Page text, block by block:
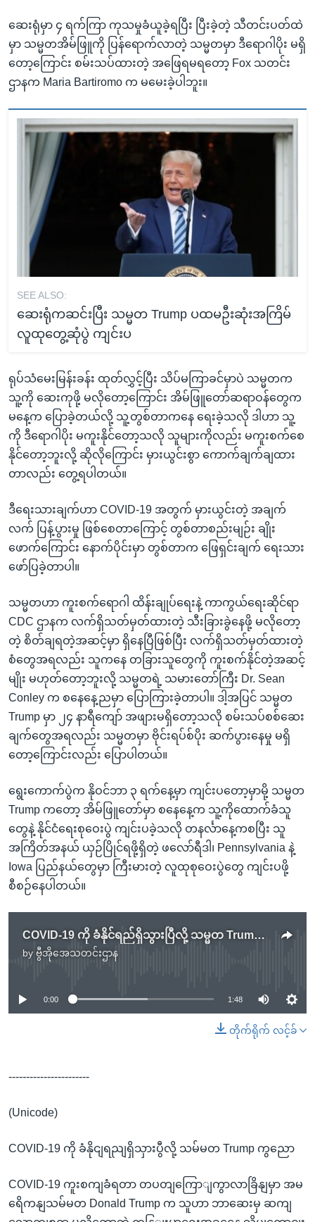
ဆေးရုံမှာ ၄ ရက်ကြာ ကုသမှုခံယူခဲ့ရပြီး ပြီးခဲ့တဲ့ သီတင်းပတ်ထဲ
မှာ သမ္မတအိမ်ဖြူကို ပြန်ရောက်လာတဲ့ သမ္မတမှာ ဒီရောဂါပိုး မရှိ
တော့ကြောင်း စမ်းသပ်ထားတဲ့ အဖြေရမရတော့ Fox သတင်း
ဌာနက Maria Bartiromo က မမေးခဲ့ပါဘူး။
SEE ALSO:
ဆေးရုံကဆင်းပြီး သမ္မတ Trump ပထမဦးဆုံးအကြိမ်
လူထုတွေ့ဆုံပွဲ ကျင်းပ
ရုပ်သံမေးမြန်းခန်း ထုတ်လွှင့်ပြီး သိပ်မကြာခင်မှာပဲ သမ္မတက
သူ့ကို ဆေးကုဖို့ မလိုတော့ကြောင်း အိမ်ဖြူတော်ဆရာဝန်တွေက
မနေ့က ပြောခဲ့တယ်လို့ သူ့တွစ်တာကနေ ရေးခဲ့သလို ဒါဟာ သူ့
ကို ဒီရောဂါပိုး မကူးနိုင်တော့သလို သူများကိုလည်း မကူးစက်စေ
နိုင်တော့ဘူးလို့ ဆိုလိုကြောင်း မှားယွင်းစွာ ကောက်ချက်ချထား
တာလည်း တွေ့ရပါတယ်။
ဒီရေးသားချက်ဟာ COVID-19 အတွက် မှားယွင်းတဲ့ အချက်
လက် ပြန့်ပွားမှု ဖြစ်စေတာကြောင့် တွစ်တာစည်းမျဉ်း ချိုး
ဖောက်ကြောင်း နောက်ပိုင်းမှာ တွစ်တာက ဖြေရှင်းချက် ရေးသား
ဖော်ပြခဲ့တာပါ။
သမ္မတဟာ ကူးစက်ရောဂါ ထိန်းချုပ်ရေးနဲ့ ကာကွယ်ရေးဆိုင်ရာ
CDC ဌာနက လက်ရှိသတ်မှတ်ထားတဲ့ သီးခြားခွဲနေဖို့ မလိုတော့
တဲ့ စိတ်ချရတဲ့အဆင့်မှာ ရှိနေပြီဖြစ်ပြီး လက်ရှိသတ်မှတ်ထားတဲ့
စံတွေအရလည်း သူကနေ တခြားသူတွေကို ကူးစက်နိုင်တဲ့အဆင့်
မျိုး မဟုတ်တော့ဘူးလို့ သမ္မတရဲ့ သမားတော်ကြီး Dr. Sean
Conley က စနေနေ့ညမှာ ပြောကြားခဲ့တာပါ။ ဒါ့အပြင် သမ္မတ
Trump မှာ ၂၄ နာရီကျော် အဖျားမရှိတော့သလို စမ်းသပ်စစ်ဆေး
ချက်တွေအရလည်း သမ္မတမှာ ဗိုင်းရပ်စ်ပိုး ဆက်ပွားနေမှု မရှိ
တော့ကြောင်းလည်း ပြောပါတယ်။
ရွေးကောက်ပွဲက နိုဝင်ဘာ ၃ ရက်နေ့မှာ ကျင်းပတော့မှာမို့ သမ္မတ
Trump ကတော့ အိမ်ဖြူတော်မှာ စနေနေ့က သူ့ကိုထောက်ခံသူ
တွေနဲ့ နိုင်ငံရေးစုဝေးပွဲ ကျင်းပခဲ့သလို တနင်္လာနေ့ကစပြီး သူ
အကြိတ်အနယ် ယှဉ်ပြိုင်ရဖို့ရှိတဲ့ ဖလော်ရီဒါ၊ Pennsylvania နဲ့
Iowa ပြည်နယ်တွေမှာ ကြီးမားတဲ့ လူထုစုဝေးပွဲတွေ ကျင်းပဖို့
စီစဉ်နေပါတယ်။
COVID-19 ကို ခံနိုင်ရည်ရှိသွားပြီလို့ သမ္မတ Trump ကြေညာ
by ဗွီအိုအေသတင်းဌာန
No media source currently available
0:00 1:48
တိုက်ရိုက် လင့်ခ်
-----------------------
(Unicode)
COVID-19 ကို ခံနိုငျရညျရှိသှားပွီလို့ သမ်မတ Trump ကွညော
COVID-19 ကူးစကျခံရတာ တပတျကြောျကွာလာခြိနျမှာ အမ
ရေိကနျသမ်မတ Donald Trump က သူဟာ ဘာဆေးမှ ဆကျ